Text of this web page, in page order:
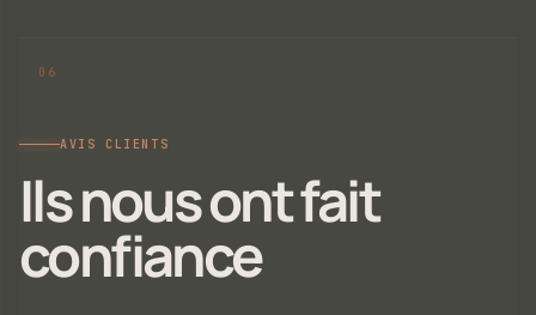
AVIS CLIENTS
Ils nous ont fait
confiance